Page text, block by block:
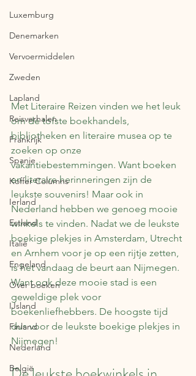
Luxemburg
Denemarken
Vervoermiddelen
Zweden
Lapland
Reisverhalen
Frankrijk
Spanje
Koffer Columns
Ierland
Estland
Italië
Engeland
Over boeken
IJsland
Finland
Nederland
België
Met Literaire Reizen vinden we het leuk
om de tofste boekhandels,
bibliotheken en literaire musea op te
zoeken op onze
vakantiebestemmingen. Want boeken
en literaire herinneringen zijn de
leukste souvenirs! Maar ook in
Nederland hebben we genoeg mooie
winkels te vinden. Nadat we de leukste
boekige plekjes in Amsterdam, Utrecht
en Arnhem voor je op een rijtje zetten,
is het vandaag de beurt aan Nijmegen.
Want ook deze mooie stad is een
geweldige plek voor
boekenliefhebbers. De hoogste tijd
dus voor de leukste boekige plekjes in
Nijmegen!